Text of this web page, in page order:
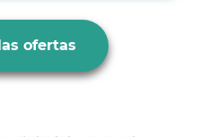
ofertas